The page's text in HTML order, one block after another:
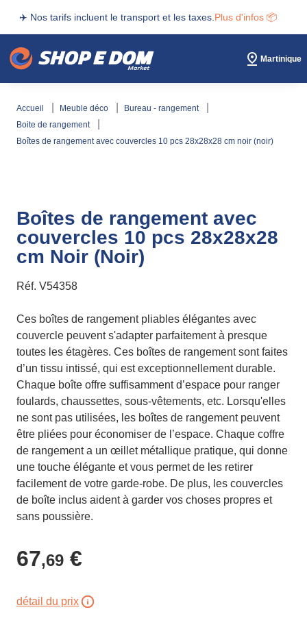
✈️ Nos tarifs incluent le transport et les taxes. Plus d'infos 📦
Martinique
accueil meuble déco
bureau - rangement
boite de rangement
boîtes de rangement avec couvercles 10 pcs 28x28x28 cm noir (noir)
Boîtes de rangement avec
couvercles 10 pcs 28x28x28
cm Noir (Noir)
Réf. V54358
Ces boîtes de rangement pliables élégantes avec
couvercle peuvent s'adapter parfaitement à presque
toutes les étagères. Ces boîtes de rangement sont faites
d’un tissu intissé, qui est exceptionnellement durable.
Chaque boîte offre suffisamment d’espace pour ranger
foulards, chaussettes, sous-vêtements, etc. Lorsqu'elles
ne sont pas utilisées, les boîtes de rangement peuvent
être pliées pour économiser de l’espace. Chaque coffre
de rangement a un œillet métallique pratique, qui donne
une touche élégante et vous permet de les retirer
facilement de votre garde-robe. De plus, les couvercles
de boîte inclus aident à garder vos choses propres et
sans poussière.
67,69 €
détail du prix